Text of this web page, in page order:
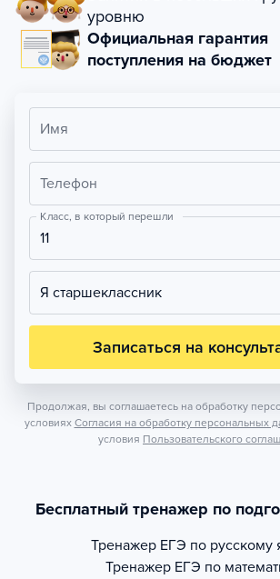
уровню
Официальная гарантия
поступления на бюджет
Имя
Телефон
Класс, в который перешли
11
Я старшеклассник
Записаться на
Продолжая, вы соглашаетесь на обработку
условиях Согласия на обработку персональных
условия Пользовательского
Бесплатный тренажер по
Тренажер ЕГЭ по русскому
Тренажер ЕГЭ по